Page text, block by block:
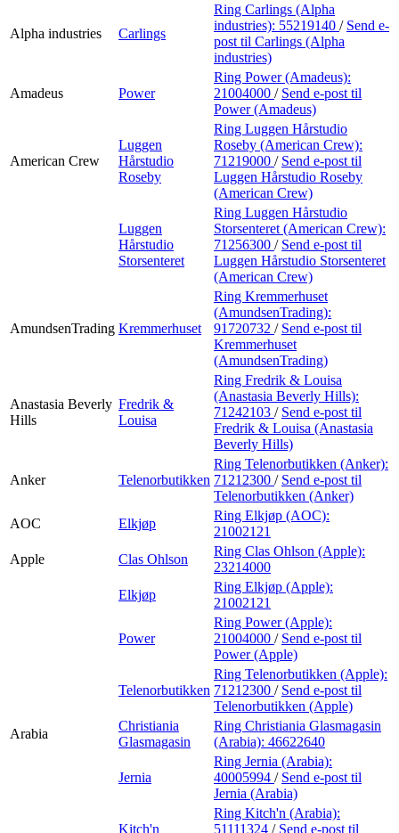
Alpha industries Carlings
Ring Carlings (Alpha
industries): 55219140 / Send e-
post til Carlings (Alpha
industries)
Amadeus Power
Ring Power (Amadeus):
21004000 / Send e-post til
Power (Amadeus)
American Crew
Luggen
Hårstudio
Roseby
Ring Luggen Hårstudio
Roseby (American Crew):
71219000 / Send e-post til
Luggen Hårstudio Roseby
(American Crew)
Luggen
Hårstudio
Storsenteret
Ring Luggen Hårstudio
Storsenteret (American Crew):
71256300 / Send e-post til
Luggen Hårstudio Storsenteret
(American Crew)
AmundsenTrading Kremmerhuset
Ring Kremmerhuset
(AmundsenTrading):
91720732 / Send e-post til
Kremmerhuset
(AmundsenTrading)
Anastasia Beverly
Hills
Fredrik &
Louisa
Ring Fredrik & Louisa
(Anastasia Beverly Hills):
71242103 / Send e-post til
Fredrik & Louisa (Anastasia
Beverly Hills)
Anker Telenorbutikken
Ring Telenorbutikken (Anker):
71212300 / Send e-post til
Telenorbutikken (Anker)
AOC
Elkjøp
Ring Elkjøp (AOC):
21002121
Apple
Clas Ohlson
Ring Clas Ohlson (Apple):
23214000
Elkjøp
Ring Elkjøp (Apple):
21002121
Power
Ring Power (Apple):
21004000 / Send e-post til
Power (Apple)
Telenorbutikken
Ring Telenorbutikken (Apple):
71212300 / Send e-post til
Telenorbutikken (Apple)
Arabia
Christiania
Glasmagasin
Ring Christiania Glasmagasin
(Arabia): 46622640
Jernia
Ring Jernia (Arabia):
40005994 / Send e-post til
Jernia (Arabia)
Kitch'n
Ring Kitch'n (Arabia):
51111324 / Send e-post til